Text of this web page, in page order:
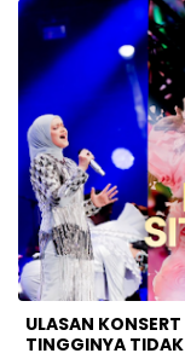
ULASAN
TINGGINYA